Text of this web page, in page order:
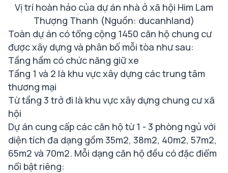
Vị trí hoàn hảo của dự án nhà ở xã hội Him Lam
Thượng Thanh (Nguồn: ducanhland)
Toàn dự án có tổng cộng 1450 căn hộ chung cư
được xây dựng và phân bố mỗi tòa như sau:
Tầng hầm có chức năng giữ xe
Tầng 1 và 2 là khu vực xây dựng các trung tâm
thương mại
Từ tầng 3 trở đi là khu vực xây dựng chung cư xã
hội
Dự án cung cấp các căn hộ từ 1 - 3 phòng ngủ với
diện tích đa dạng gồm 35m2, 38m2, 40m2, 57m2,
65m2 và 70m2. Mỗi dạng căn hộ đều có đặc điểm
nổi bật riêng: